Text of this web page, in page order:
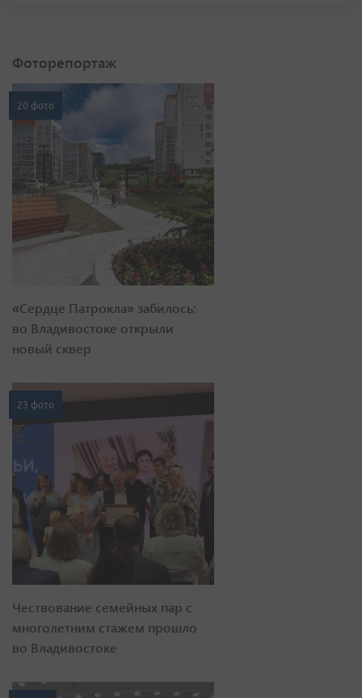
Фоторепортаж
20 фото
«Сердце Патрокла» забилось:
во Владивостоке открыли
новый сквер
23 фото
Чествование семейных пар с
многолетним стажем прошло
во Владивостоке